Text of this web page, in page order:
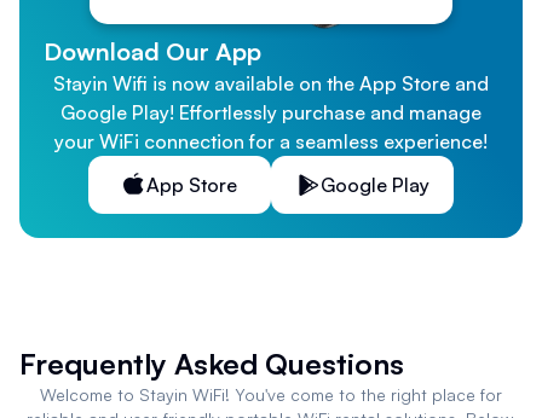
Download Our App
Stayin Wifi is now available on the App Store and
Google Play! Effortlessly purchase and manage
your WiFi connection for a seamless experience!
App Store
Google Play
Frequently Asked Questions
Welcome to Stayin WiFi! You've come to the right place for